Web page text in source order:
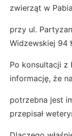
zwierząt w
przy ul.
Widzewskiej 94
Po konsultacji z
informację, że
potrzebna jest
przepisał